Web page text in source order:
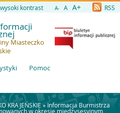
wysoki kontrast A- A A+ RSS
Miasteczko
Pomoc
KRAJEŃSKIE »Informacja Burmistrza
w okresie międzysesyjnym